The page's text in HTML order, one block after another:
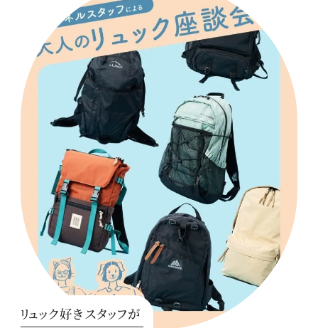
リュック好きスタッフが